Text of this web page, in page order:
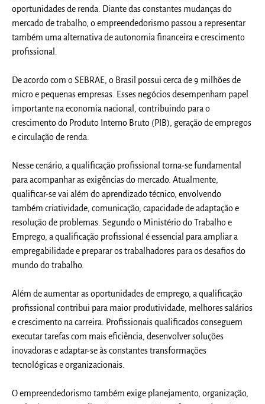
oportunidades de renda. Diante das constantes mudanças do
mercado de trabalho, o empreendedorismo passou a representar
também uma alternativa de autonomia financeira e crescimento
profissional.
De acordo com o SEBRAE, o Brasil possui cerca de 9 milhões de
micro e pequenas empresas. Esses negócios desempenham papel
importante na economia nacional, contribuindo para o
crescimento do Produto Interno Bruto (PIB), geração de empregos
e circulação de renda.
Nesse cenário, a qualificação profissional torna-se fundamental
para acompanhar as exigências do mercado. Atualmente,
qualificar-se vai além do aprendizado técnico, envolvendo
também criatividade, comunicação, capacidade de adaptação e
resolução de problemas. Segundo o Ministério do Trabalho e
Emprego, a qualificação profissional é essencial para ampliar a
empregabilidade e preparar os trabalhadores para os desafios do
mundo do trabalho.
Além de aumentar as oportunidades de emprego, a qualificação
profissional contribui para maior produtividade, melhores salários
e crescimento na carreira. Profissionais qualificados conseguem
executar tarefas com mais eficiência, desenvolver soluções
inovadoras e adaptar-se às constantes transformações
tecnológicas e organizacionais.
O empreendedorismo também exige planejamento, organização,